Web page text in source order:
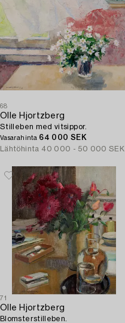
68
Olle Hjortzberg
Stilleben med vitsippor.
Vasarahinta 64 000 SEK
Lähtöhinta 40 000 - 50 000 SEK
71
Olle Hjortzberg
Blomsterstilleben.